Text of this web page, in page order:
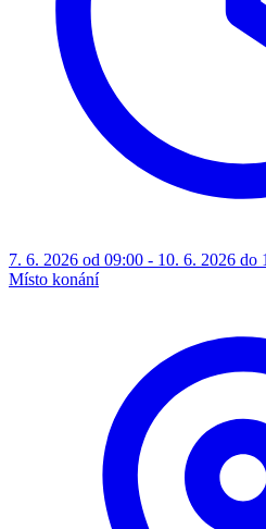
7. 6. 2026 od 09:00 - 10. 6. 2026 do
Místo konání